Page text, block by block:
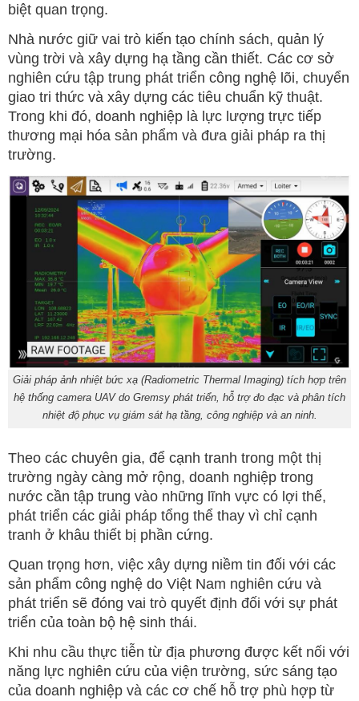
biệt quan trọng.
Nhà nước giữ vai trò kiến tạo chính sách, quản lý
vùng trời và xây dựng hạ tầng cần thiết. Các cơ sở
nghiên cứu tập trung phát triển công nghệ lõi, chuyển
giao tri thức và xây dựng các tiêu chuẩn kỹ thuật.
Trong khi đó, doanh nghiệp là lực lượng trực tiếp
thương mại hóa sản phẩm và đưa giải pháp ra thị
trường.
Giải pháp ảnh nhiệt bức xạ (Radiometric Thermal Imaging) tích hợp trên
hệ thống camera UAV do Gremsy phát triển, hỗ trợ đo đạc và phân tích
nhiệt độ phục vụ giám sát hạ tầng, công nghiệp và an ninh.
Theo các chuyên gia, để cạnh tranh trong một thị
trường ngày càng mở rộng, doanh nghiệp trong
nước cần tập trung vào những lĩnh vực có lợi thế,
phát triển các giải pháp tổng thể thay vì chỉ cạnh
tranh ở khâu thiết bị phần cứng.
Quan trọng hơn, việc xây dựng niềm tin đối với các
sản phẩm công nghệ do Việt Nam nghiên cứu và
phát triển sẽ đóng vai trò quyết định đối với sự phát
triển của toàn bộ hệ sinh thái.
Khi nhu cầu thực tiễn từ địa phương được kết nối với
năng lực nghiên cứu của viện trường, sức sáng tạo
của doanh nghiệp và các cơ chế hỗ trợ phù hợp từ